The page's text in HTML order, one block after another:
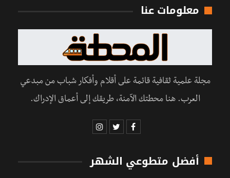
معلومات عنا
مجلة علمية ثقافية قائمة على أقلام وأفكار شباب من مبدعي
العرب. هنا محطتك الآمنة، طريقك إلى أعماق الإدراك.
أفضل متطوعي الشهر